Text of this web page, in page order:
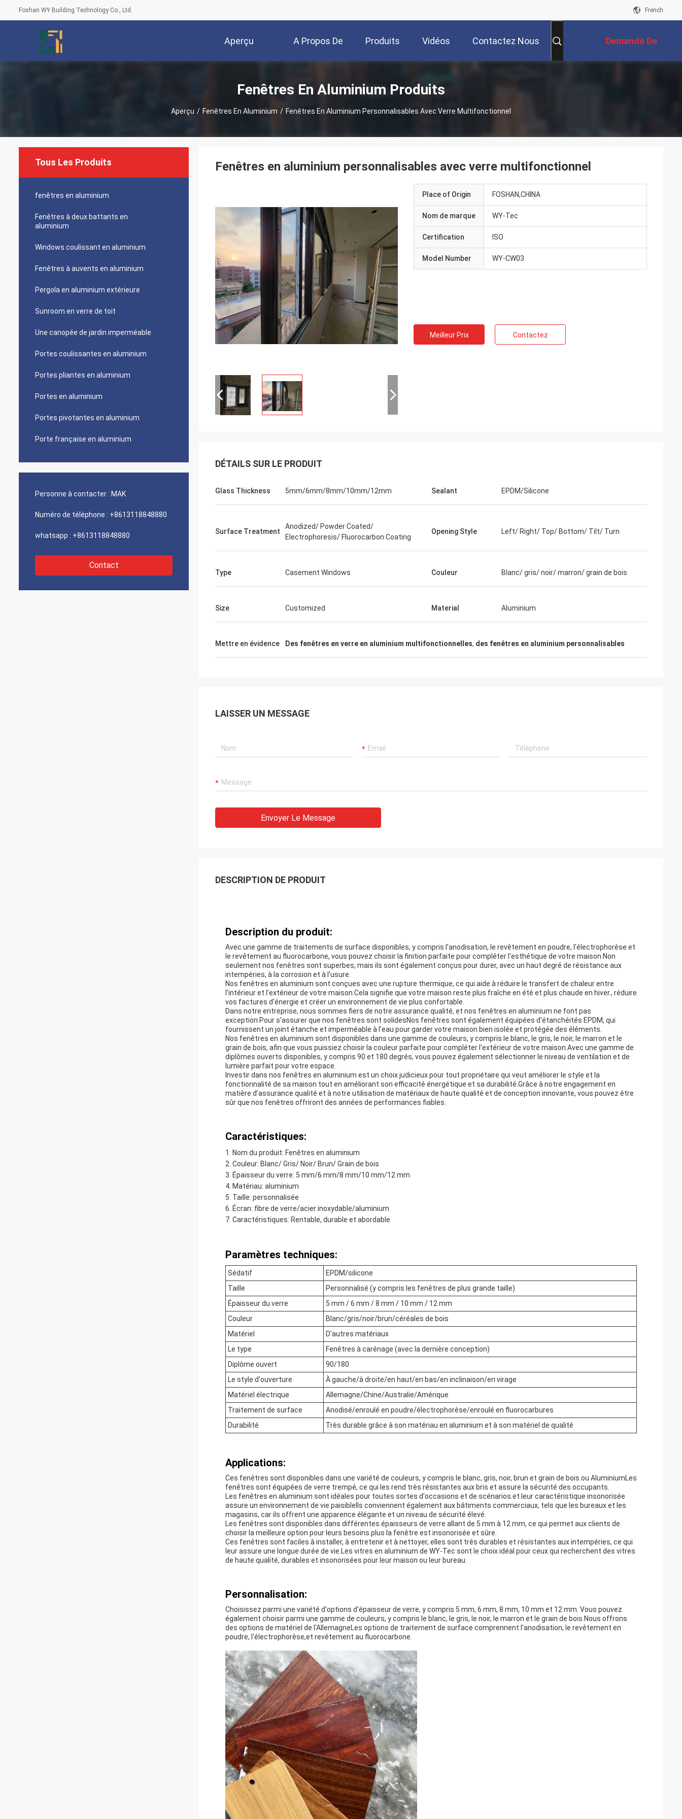
Foshan WY Building Technology Co., Ltd. French
Aperçu A Propos De
Nous
Produits Vidéos Contactez Nous Demande De
Soumission
Fenêtres En Aluminium Produits
Aperçu / Fenêtres En Aluminium / Fenêtres En Aluminium Personnalisables Avec Verre Multifonctionnel
Tous Les Produits
fenêtres en aluminium
Fenêtres à deux battants en
aluminium
Windows coulissant en aluminium
Fenêtres à auvents en aluminium
Pergola en aluminium extérieure
Sunroom en verre de toit
Une canopée de jardin imperméable
Portes coulissantes en aluminium
Portes pliantes en aluminium
Portes en aluminium
Portes pivotantes en aluminium
Porte française en aluminium
Personne à contacter : MAK
Numéro de téléphone : +8613118848880
whatsapp : +8613118848880
Contact
Fenêtres en aluminium personnalisables avec verre multifonctionnel
Place of Origin FOSHAN,CHINA
Nom de marque WY-Tec
Certification ISO
Model Number WY-CW03
Meilleur Prix Contactez
DÉTAILS SUR LE PRODUIT
Glass Thickness 5mm/6mm/8mm/10mm/12mm Sealant EPDM/Silicone
Surface Treatment
Anodized/ Powder Coated/
Electrophoresis/ Fluorocarbon Coating
Opening Style Left/ Right/ Top/ Bottom/ Tilt/ Turn
Type Casement Windows Couleur Blanc/ gris/ noir/ marron/ grain de bois
Size Customized Material Aluminium
Mettre en évidence Des fenêtres en verre en aluminium multifonctionnelles, des fenêtres en aluminium personnalisables
LAISSER UN MESSAGE
Envoyer Le Message
DESCRIPTION DE PRODUIT
Description du produit:
Avec une gamme de traitements de surface disponibles, y compris l'anodisation, le revêtement en poudre, l'électrophorèse et
le revêtement au fluorocarbone, vous pouvez choisir la finition parfaite pour compléter l'esthétique de votre maison.Non
seulement nos fenêtres sont superbes, mais ils sont également conçus pour durer, avec un haut degré de résistance aux
intempéries, à la corrosion et à l'usure.
Nos fenêtres en aluminium sont conçues avec une rupture thermique, ce qui aide à réduire le transfert de chaleur entre
l'intérieur et l'extérieur de votre maison.Cela signifie que votre maison reste plus fraîche en été et plus chaude en hiver., réduire
vos factures d'énergie et créer un environnement de vie plus confortable.
Dans notre entreprise, nous sommes fiers de notre assurance qualité, et nos fenêtres en aluminium ne font pas
exception.Pour s'assurer que nos fenêtres sont solidesNos fenêtres sont également équipées d'étanchéités EPDM, qui
fournissent un joint étanche et imperméable à l'eau pour garder votre maison bien isolée et protégée des éléments.
Nos fenêtres en aluminium sont disponibles dans une gamme de couleurs, y compris le blanc, le gris, le noir, le marron et le
grain de bois, afin que vous puissiez choisir la couleur parfaite pour compléter l'extérieur de votre maison.Avec une gamme de
diplômes ouverts disponibles, y compris 90 et 180 degrés, vous pouvez également sélectionner le niveau de ventilation et de
lumière parfait pour votre espace.
Investir dans nos fenêtres en aluminium est un choix judicieux pour tout propriétaire qui veut améliorer le style et la
fonctionnalité de sa maison tout en améliorant son efficacité énergétique et sa durabilité.Grâce à notre engagement en
matière d'assurance qualité et à notre utilisation de matériaux de haute qualité et de conception innovante, vous pouvez être
sûr que nos fenêtres offriront des années de performances fiables.
Caractéristiques:
Nom du produit: Fenêtres en aluminium
Couleur: Blanc/ Gris/ Noir/ Brun/ Grain de bois
Épaisseur du verre: 5 mm/6 mm/8 mm/10 mm/12 mm
Matériau: aluminium
Taille: personnalisée
Écran: fibre de verre/acier inoxydable/aluminium
Caractéristiques: Rentable, durable et abordable
Paramètres techniques:
Sédatif
EPDM/silicone
Taille
Personnalisé (y compris les fenêtres de plus grande taille)
Épaisseur du verre
5 mm / 6 mm / 8 mm / 10 mm / 12 mm
Couleur
Blanc/gris/noir/brun/céréales de bois
Matériel
D'autres matériaux
Le type
Fenêtres à carénage (avec la dernière conception)
Diplôme ouvert
90/180
Le style d'ouverture
À gauche/à droite/en haut/en bas/en inclinaison/en virage
Matériel électrique
Allemagne/Chine/Australie/Amérique
Traitement de surface
Anodisé/enroulé en poudre/électrophorèse/enroulé en fluorocarbures
Durabilité
Très durable grâce à son matériau en aluminium et à son matériel de qualité
Applications:
Ces fenêtres sont disponibles dans une variété de couleurs, y compris le blanc, gris, noir, brun et grain de bois.ou AluminiumLes
fenêtres sont équipées de verre trempé, ce qui les rend très résistantes aux bris et assure la sécurité des occupants.
Les fenêtres en aluminium sont idéales pour toutes sortes d'occasions et de scénarios.et leur caractéristique insonorisée
assure un environnement de vie paisibleIls conviennent également aux bâtiments commerciaux, tels que les bureaux et les
magasins, car ils offrent une apparence élégante et un niveau de sécurité élevé.
Les fenêtres sont disponibles dans différentes épaisseurs de verre allant de 5 mm à 12 mm, ce qui permet aux clients de
choisir la meilleure option pour leurs besoins.plus la fenêtre est insonorisée et sûre.
Ces fenêtres sont faciles à installer, à entretenir et à nettoyer, elles sont très durables et résistantes aux intempéries, ce qui
leur assure une longue durée de vie.Les vitres en aluminium de WY-Tec sont le choix idéal pour ceux qui recherchent des vitres
de haute qualité, durables et insonorisées pour leur maison ou leur bureau.
Personnalisation:
Choisissez parmi une variété d'options d'épaisseur de verre, y compris 5 mm, 6 mm, 8 mm, 10 mm et 12 mm. Vous pouvez
également choisir parmi une gamme de couleurs, y compris le blanc, le gris, le noir, le marron et le grain de bois.Nous offrons
des options de matériel de l'AllemagneLes options de traitement de surface comprennent l'anodisation, le revêtement en
poudre, l'électrophorèse,et revêtement au fluorocarbone.